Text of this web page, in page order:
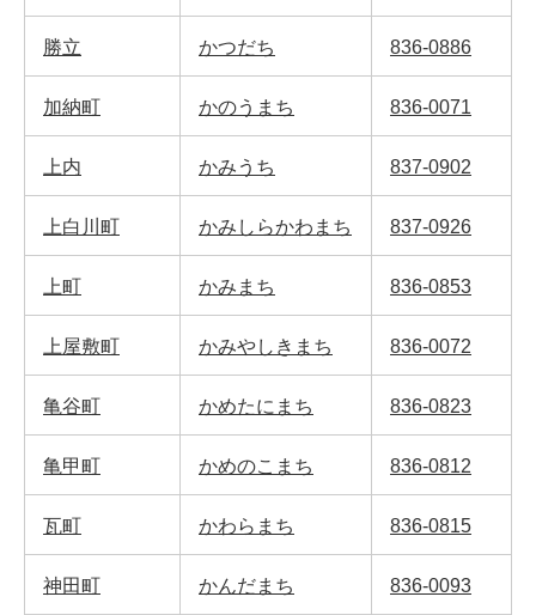
勝立 かつだち 836-0886
加納町 かのうまち 836-0071
上内 かみうち 837-0902
上白川町 かみしらかわまち 837-0926
上町 かみまち 836-0853
上屋敷町 かみやしきまち 836-0072
亀谷町 かめたにまち 836-0823
亀甲町 かめのこまち 836-0812
瓦町 かわらまち 836-0815
神田町 かんだまち 836-0093